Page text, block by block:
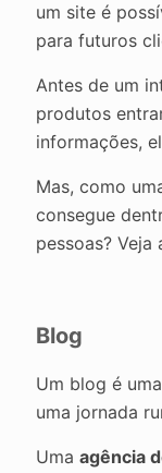
um site é
para futuros
Antes de um
produtos
informações,
Mas, como
consegue
pessoas? Veja
Blog
Um blog é
uma jornada
Uma agência